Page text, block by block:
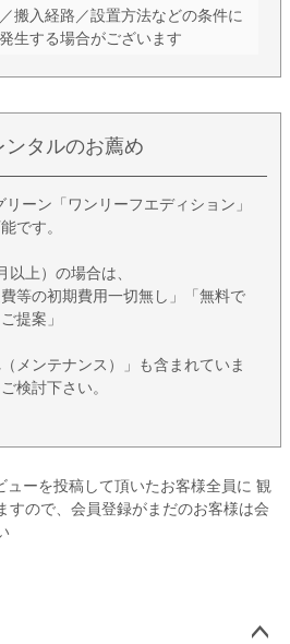
搬入経路／設置方法などの条件に
生する場合がございます
ンタルのお薦め
ーン「ワンリーフエディション」
です。
上）の場合は、
等の初期費用一切無し」「無料で
提案」
メンテナンス）」も含まれていま
検討下さい。
ューを投稿して頂いたお客様全員に 観
すので、会員登録がまだのお客様は会